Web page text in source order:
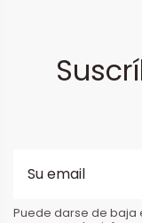
Puede darse de baja